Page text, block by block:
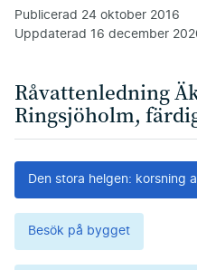
Publicerad 24 oktober 2016
Uppdaterad 16 december
Råvattenledning
Ringsjöholm,
Den stora helgen: korsning
Besök på bygget